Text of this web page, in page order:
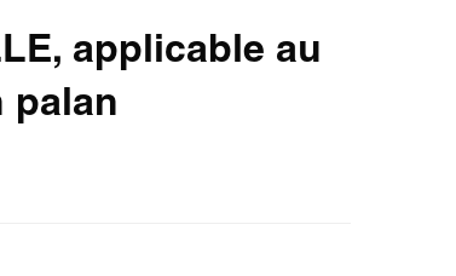
applicable au
palan